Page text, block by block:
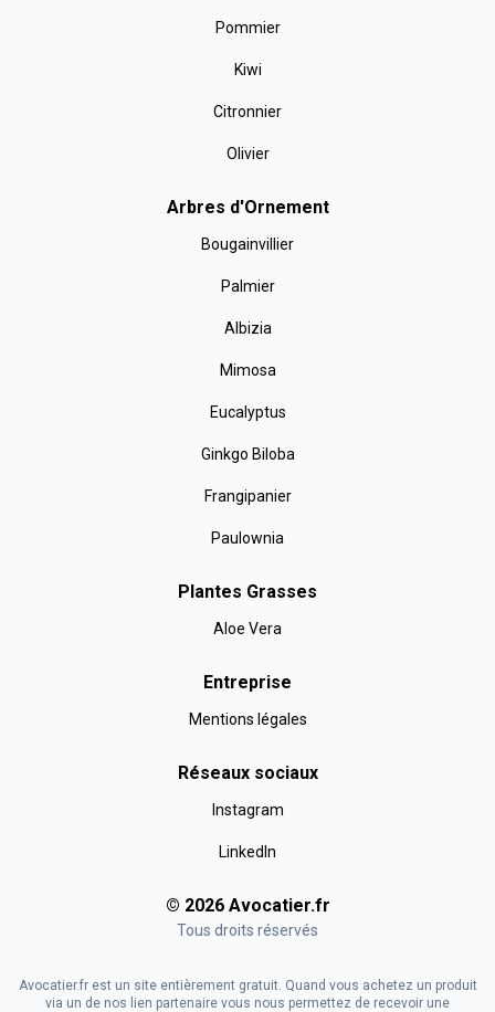
Pommier
Kiwi
Citronnier
Olivier
Arbres d'Ornement
Bougainvillier
Palmier
Albizia
Mimosa
Eucalyptus
Ginkgo Biloba
Frangipanier
Paulownia
Plantes Grasses
Aloe Vera
Entreprise
Mentions légales
Réseaux sociaux
Instagram
LinkedIn
© 2026 Avocatier.fr
Tous droits réservés
Avocatier.fr est un site entièrement gratuit. Quand vous achetez un produit
via un de nos lien partenaire vous nous permettez de recevoir une